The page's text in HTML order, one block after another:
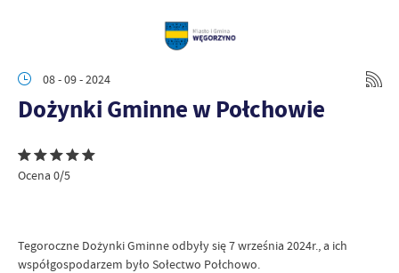
08 - 09 - 2024
Dożynki Gminne w Połchowie
Ocena 0/5
Tegoroczne Dożynki Gminne odbyły się 7 września 2024r., a ich
współgospodarzem było Sołectwo Połchowo.